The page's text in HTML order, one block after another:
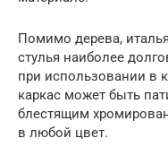
Помимо дерева,
стулья наиболее
при использовании в
каркас может быть
блестящим
в любой цвет.